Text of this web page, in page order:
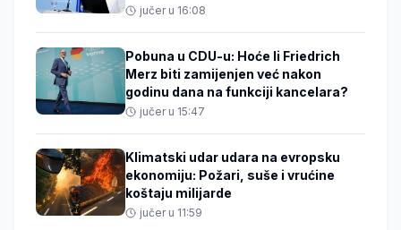
jučer u 16:08
Pobuna u CDU-u: Hoće li Friedrich
Merz biti zamijenjen već nakon
godinu dana na funkciji kancelara?
jučer u 15:47
Klimatski udar udara na evropsku
ekonomiju: Požari, suše i vrućine
koštaju milijarde
jučer u 11:59